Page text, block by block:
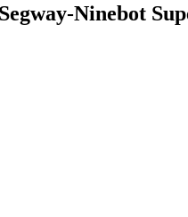
Ninebot